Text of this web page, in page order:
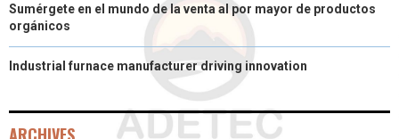
Sumérgete en el mundo de la venta al por mayor de productos
orgánicos
Industrial furnace manufacturer driving innovation
ARCHIVES